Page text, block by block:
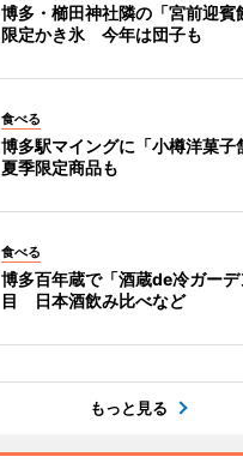
博多・櫛田神社隣の「宮前迎賓
限定かき氷 今年は団子も
食べる
博多駅マイングに「小樽洋菓
夏季限定商品も
食べる
博多百年蔵で「酒蔵de冷ガー
目 日本酒飲み比べなど
もっと見る